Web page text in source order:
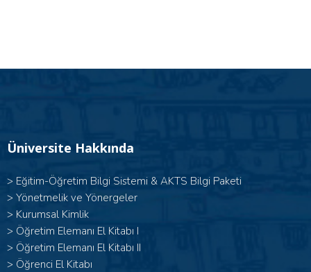
Üniversite Hakkında
> Eğitim-Öğretim Bilgi Sistemi & AKTS Bilgi Paketi
> Yönetmelik ve Yönergeler
> Kurumsal Kimlik
> Öğretim Elemanı El Kitabı I
> Öğretim Elemanı El Kitabı II
> Öğrenci El Kitabı